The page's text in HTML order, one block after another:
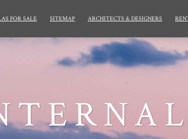
FOR SALE SITEMAP ARCHITECTS & DESIGNERS